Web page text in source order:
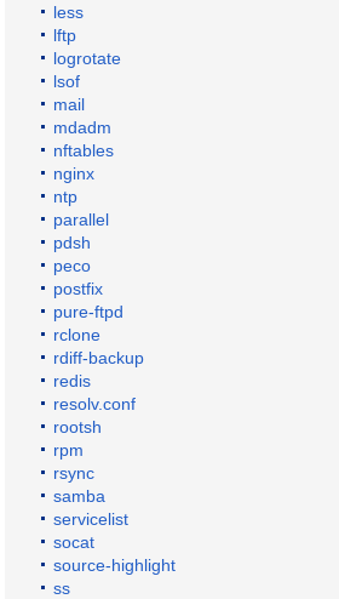
less
lftp
logrotate
lsof
mail
mdadm
nftables
nginx
ntp
parallel
pdsh
peco
postfix
pure-ftpd
rclone
rdiff-backup
redis
resolv.conf
rootsh
rpm
rsync
samba
servicelist
socat
source-highlight
ss